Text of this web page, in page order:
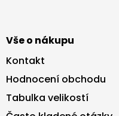
Vše o nákupu
Kontakt
Hodnocení obchodu
Tabulka velikostí